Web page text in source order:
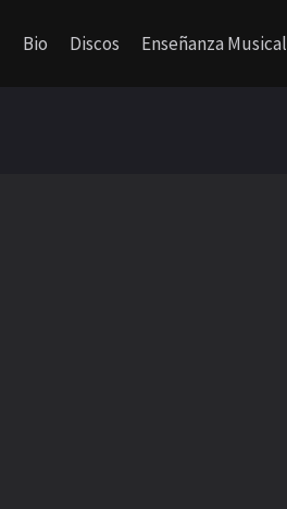
Bio Discos Enseñanza Musical